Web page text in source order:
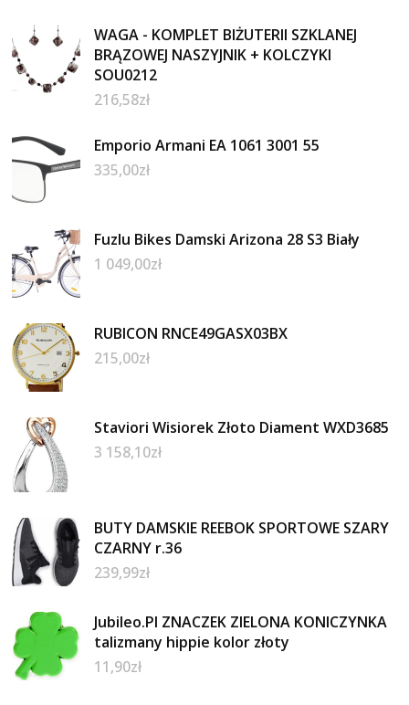
WAGA - KOMPLET BIŻUTERII SZKLANEJ
BRĄZOWEJ NASZYJNIK + KOLCZYKI
SOU0212
216,58zł
Emporio Armani EA 1061 3001 55
335,00zł
Fuzlu Bikes Damski Arizona 28 S3 Biały
1 049,00zł
RUBICON RNCE49GASX03BX
215,00zł
Staviori Wisiorek Złoto Diament WXD3685
3 158,10zł
BUTY DAMSKIE REEBOK SPORTOWE SZARY
CZARNY r.36
239,99zł
Jubileo.Pl ZNACZEK ZIELONA KONICZYNKA
talizmany hippie kolor złoty
11,90zł